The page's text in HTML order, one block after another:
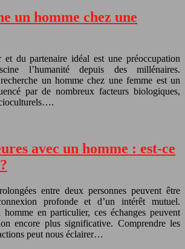
un homme chez une
et du partenaire idéal est une préoccupation
l’humanité depuis des millénaires.
un homme chez une femme est un
par de nombreux facteurs biologiques,
avec un homme : est-ce
entre deux personnes peuvent être
profonde et d’un intérêt mutuel.
homme en particulier, ces échanges peuvent
encore plus significative. Comprendre les
peut nous éclairer…